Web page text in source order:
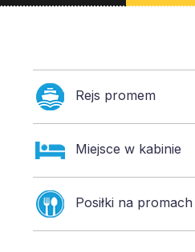
Rejs promem
Miejsce w kabinie
Posiłki na promach